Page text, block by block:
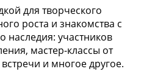
для творческого
роста и знакомства с
наследия: участников
мастер-классы от
и многое другое.